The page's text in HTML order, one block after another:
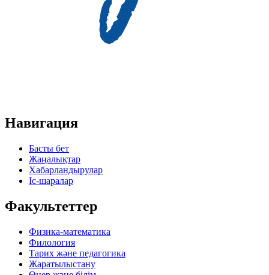
Навигация
Басты бет
Жаңалықтар
Хабарландырулар
Іс-шаралар
Факультеттер
Физика-математика
Филология
Тарих және педагогика
Жаратылыстану